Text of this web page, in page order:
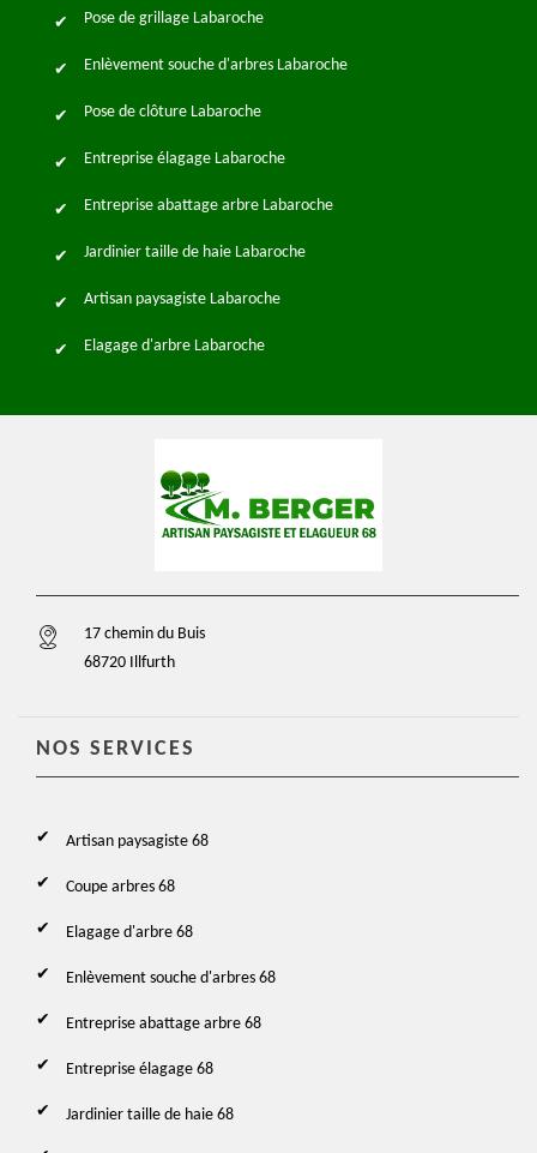
Pose de grillage Labaroche
Enlèvement souche d'arbres Labaroche
Pose de clôture Labaroche
Entreprise élagage Labaroche
Entreprise abattage arbre Labaroche
Jardinier taille de haie Labaroche
Artisan paysagiste Labaroche
Elagage d'arbre Labaroche
17 chemin du Buis
68720 Illfurth
NOS SERVICES
Artisan paysagiste 68
Coupe arbres 68
Elagage d'arbre 68
Enlèvement souche d'arbres 68
Entreprise abattage arbre 68
Entreprise élagage 68
Jardinier taille de haie 68